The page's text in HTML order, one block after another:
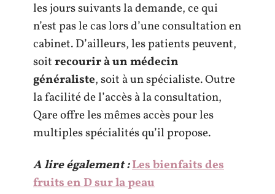
les jours suivants la demande, ce qui
n’est pas le cas lors d’une consultation en
cabinet. D’ailleurs, les patients peuvent,
soitrecourir à un médecin
généraliste, soit à un spécialiste. Outre
la facilité de l’accès à la consultation,
Qare offre les mêmes accès pour les
multiples spécialités qu’il propose.
A lire également :Les bienfaits des
fruits en D sur la peau